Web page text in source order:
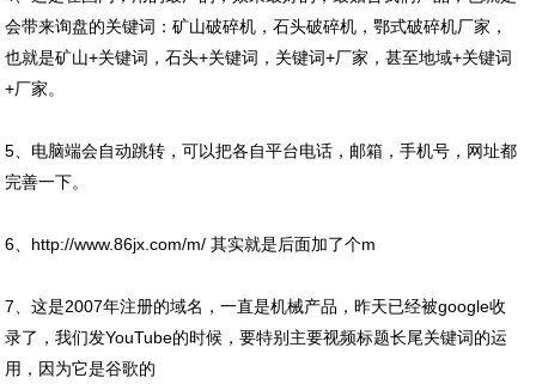
会带来询盘的关键词：矿山破碎机，石头破碎机，鄂式破碎机厂家，
也就是矿山+关键词，石头+关键词，关键词+厂家，甚至地域+关键词
+厂家。
5、电脑端会自动跳转，可以把各自平台电话，邮箱，手机号，网址都
完善一下。
6、http://www.86jx.com/m/ 其实就是后面加了个m
7、这是2007年注册的域名，一直是机械产品，昨天已经被google收
录了，我们发YouTube的时候，要特别主要视频标题长尾关键词的运
用，因为它是谷歌的